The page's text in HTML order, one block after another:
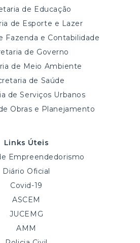
de Educação
de Esporte e Lazer
Fazenda e Contabilidade
de Governo
de Meio Ambiente
de Saúde
de Serviços Urbanos
Obras e Planejamento
Links Úteis
Empreendedorismo
Diário Oficial
Covid-19
ASCEM
JUCEMG
AMM